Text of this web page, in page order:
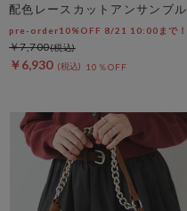
配色レースカットアンサンブル
pre-order10%OFF 8/21 10:00まで！
￥6,930 10％OFF
￥7,700